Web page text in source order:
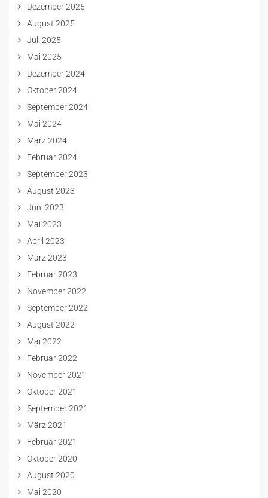
Dezember 2025
August 2025
Juli 2025
Mai 2025
Dezember 2024
Oktober 2024
September 2024
Mai 2024
März 2024
Februar 2024
September 2023
August 2023
Juni 2023
Mai 2023
April 2023
März 2023
Februar 2023
November 2022
September 2022
August 2022
Mai 2022
Februar 2022
November 2021
Oktober 2021
September 2021
März 2021
Februar 2021
Oktober 2020
August 2020
Mai 2020